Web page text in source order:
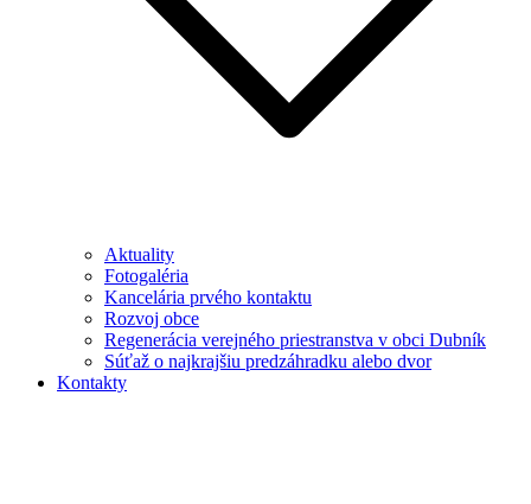
Aktuality
Fotogaléria
Kancelária prvého kontaktu
Rozvoj obce
Regenerácia verejného priestranstva v obci Dubník
Súťaž o najkrajšiu predzáhradku alebo dvor
Kontakty